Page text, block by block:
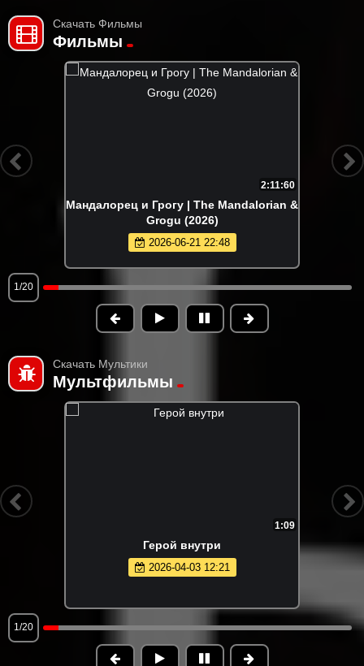
Скачать Фильмы
Фильмы
2:11:60
Мандалорец и Грогу | The Mandalorian &
Grogu (2026)
2026-06-21 22:48
1/20
Скачать Мультики
Мультфильмы
1:09
Герой внутри
2026-04-03 12:21
1/20